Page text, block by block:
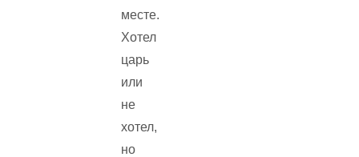
месте.
Хотел
царь
или
не
хотел,
но